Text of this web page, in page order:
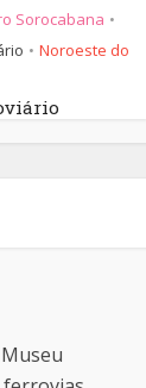
Sorocabana •
• Noroeste do